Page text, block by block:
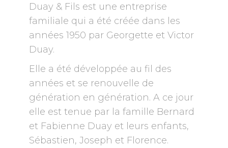
Duay & Fils est une entreprise
familiale qui a été créée dans les
années 1950 par Georgette et Victor
Duay.
Elle a été développée au fil des
années et se renouvelle de
génération en génération. A ce jour
elle est tenue par la famille Bernard
et Fabienne Duay et leurs enfants,
Sébastien, Joseph et Florence.